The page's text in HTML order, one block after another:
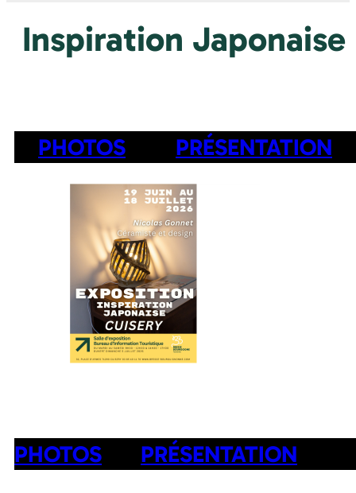
Inspiration Japonaise
PHOTOS PRÉSENTATION
PHOTOS PRÉSENTATION